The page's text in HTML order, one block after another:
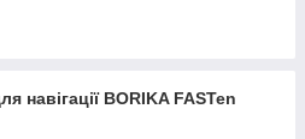
навігації BORIKA FASTen